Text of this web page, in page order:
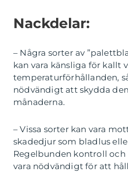
Nackdelar:
– Några sorter av
kan vara känsliga för kallt
temperaturförhållanden,
nödvändigt att skydda
månaderna.
– Vissa sorter kan vara
skadedjur som bladlus
Regelbunden kontroll
vara nödvändigt för att